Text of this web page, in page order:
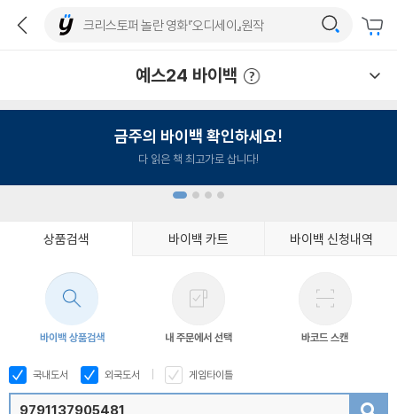
예스24 바이백
금주의 바이백 확인하세요!
다 읽은 책 최고가로 삽니다!
상품검색 바이백 카트 바이백 신청내역
바이백 상품검색 내 주문에서 선택 바코드 스캔
국내도서 외국도서 게임타이틀